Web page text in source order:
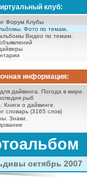
клуб:
Форум Клубы
Фото по темам.
Видео по темам.
информация:
дайвинга.
Погода в мире.
рыб
Книги о дайвинге.
словарь (3165 слов)
Знаки.
октябрь 2007